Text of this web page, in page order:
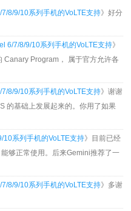
8/9/10系列手机的VoLTE支持》好分
6/7/8/9/10系列手机的VoLTE支持》
Canary Program， 属于官方允许各
8/9/10系列手机的VoLTE支持》谢谢
的基础上发展起来的。你用了如果
10系列手机的VoLTE支持》目前已经
够正常使用。后来Gemini推荐了一
8/9/10系列手机的VoLTE支持》多谢